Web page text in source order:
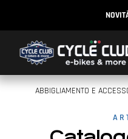
ABBIGLIAMENTO E